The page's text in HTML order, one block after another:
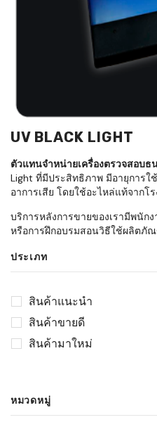
UV BLACK LIGHT
ตัวแทนจำหน่ายเครื่องตรวจสอบ
Light ที่มีประสิทธิภาพ มีอายุการใ
อาการเสีย โดยใช้อะไหล่แท้จากโ
บริการหลังการขายของเรามีพนัก
หรือการฝึกอบรมสอนวิธีใช้ผลิตภัณ
ประเภท
สินค้าแนะนำ
สินค้าขายดี
สินค้ามาใหม่
หมวดหมู่